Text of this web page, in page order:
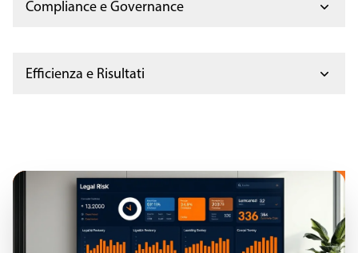
Compliance e Governance
Efficienza e Risultati